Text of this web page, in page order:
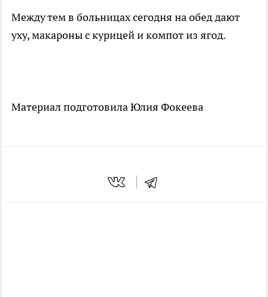
Между тем в больницах сегодня на обед дают
уху, макароны с курицей и компот из ягод.
Материал подготовила Юлия Фокеева